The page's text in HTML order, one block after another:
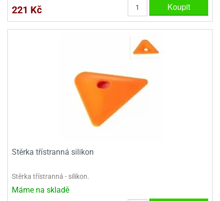
221 Kč Koupit
Stěrka třístranná silikon
Stěrka třístranná - silikon.
Máme na skladě